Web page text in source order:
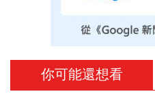
你可能還想看